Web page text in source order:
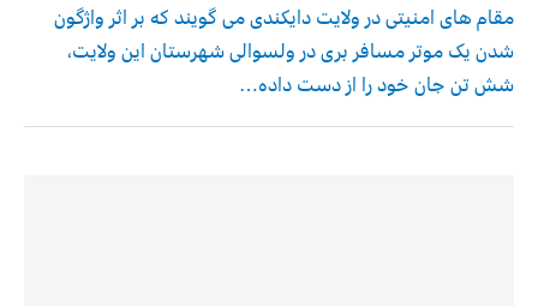
مقام های امنیتی در ولایت دایکندی می گویند که بر اثر واژگون
شدن یک موتر مسافر بری در ولسوالی شهرستان این ولایت٬
شش تن جان خود را از دست داده…